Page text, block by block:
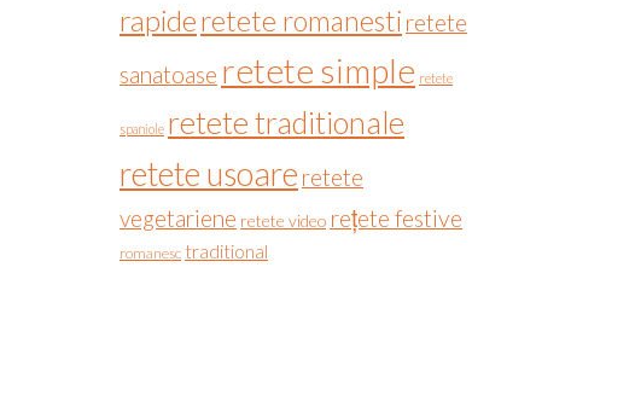
rapideretete romanesti retete
sanatoase retete simple retete
spaniole retete traditionale
retete usoare retete
vegetariene retete video rețete festive
romanesc traditional